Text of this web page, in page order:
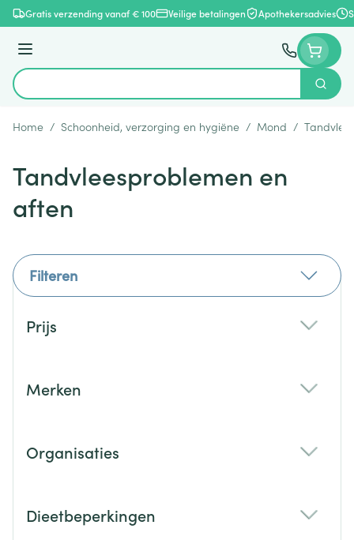
Ga naar de inhoud
Gratis verzending vanaf € 100 Veilige betalingen Apothekersadvies
Menu
Product, merk, categorie...
Zoek
Home / Schoonheid, verzorging en hygiëne / Mond /
Tandvleesproblemen en
aften
Filteren
Prijs
Merken
Organisaties
Dieetbeperkingen